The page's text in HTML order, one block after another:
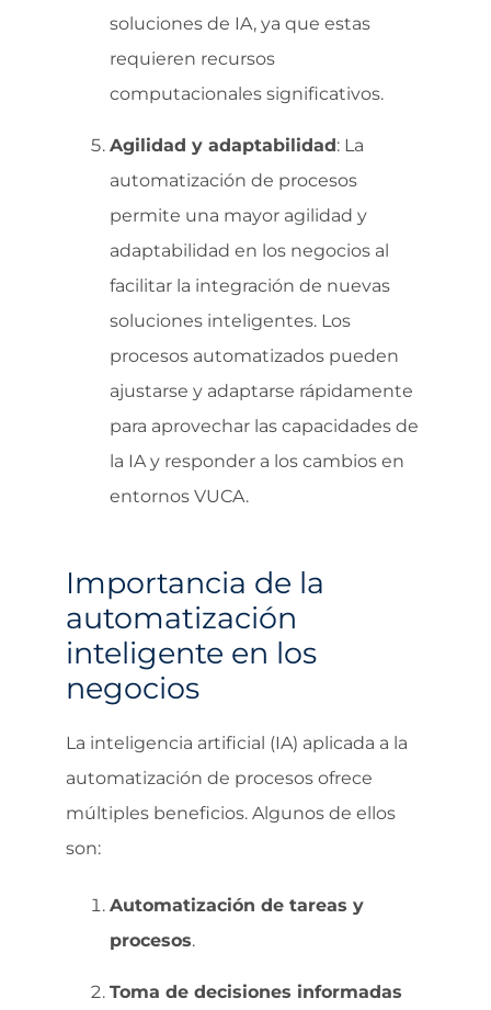
soluciones de IA, ya que estas
requieren recursos
computacionales significativos.
Agilidad y adaptabilidad: La
automatización de procesos
permite una mayor agilidad y
adaptabilidad en los negocios al
facilitar la integración de nuevas
soluciones inteligentes. Los
procesos automatizados pueden
ajustarse y adaptarse rápidamente
para aprovechar las capacidades de
la IA y responder a los cambios en
entornos VUCA.
Importancia de la
automatización
inteligente en los
negocios
La inteligencia artificial (IA) aplicada a la
automatización de procesos ofrece
múltiples beneficios. Algunos de ellos
son:
Automatización de tareas y
procesos.
Toma de decisiones informadas